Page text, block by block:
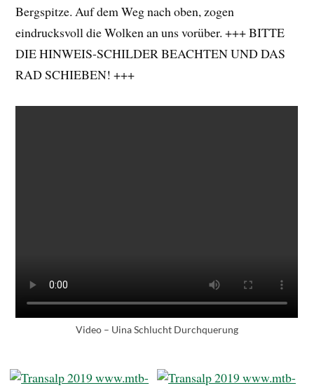
Bergspitze. Auf dem Weg nach oben, zogen
eindrucksvoll die Wolken an uns vorüber. +++ BITTE
DIE HINWEIS-SCHILDER BEACHTEN UND DAS
RAD SCHIEBEN! +++
Video – Uina Schlucht Durchquerung